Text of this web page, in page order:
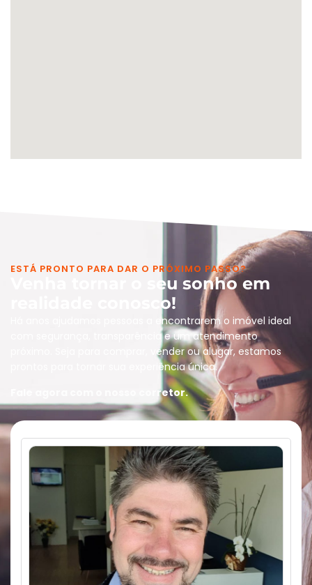
ESTÁ PRONTO PARA DAR O PRÓXIMO PASSO?
Venha tornar o seu sonho em
realidade conosco!
Há anos ajudamos pessoas a encontrarem o imóvel ideal
com segurança, transparência e um atendimento
próximo. Seja para comprar, vender ou alugar, estamos
prontos para tornar sua experiência única.
Fale agora com o nosso corretor.